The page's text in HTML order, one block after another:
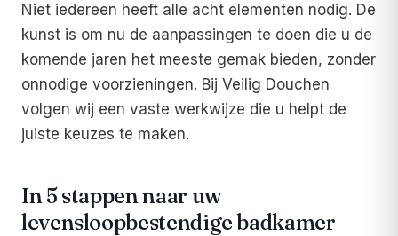
Niet iedereen heeft alle acht elementen nodig. De
kunst is om nu de aanpassingen te doen die u de
komende jaren het meeste gemak bieden, zonder
onnodige voorzieningen. Bij Veilig Douchen
volgen wij een vaste werkwijze die u helpt de
juiste keuzes te maken.
In 5 stappen naar uw
levensloopbestendige badkamer